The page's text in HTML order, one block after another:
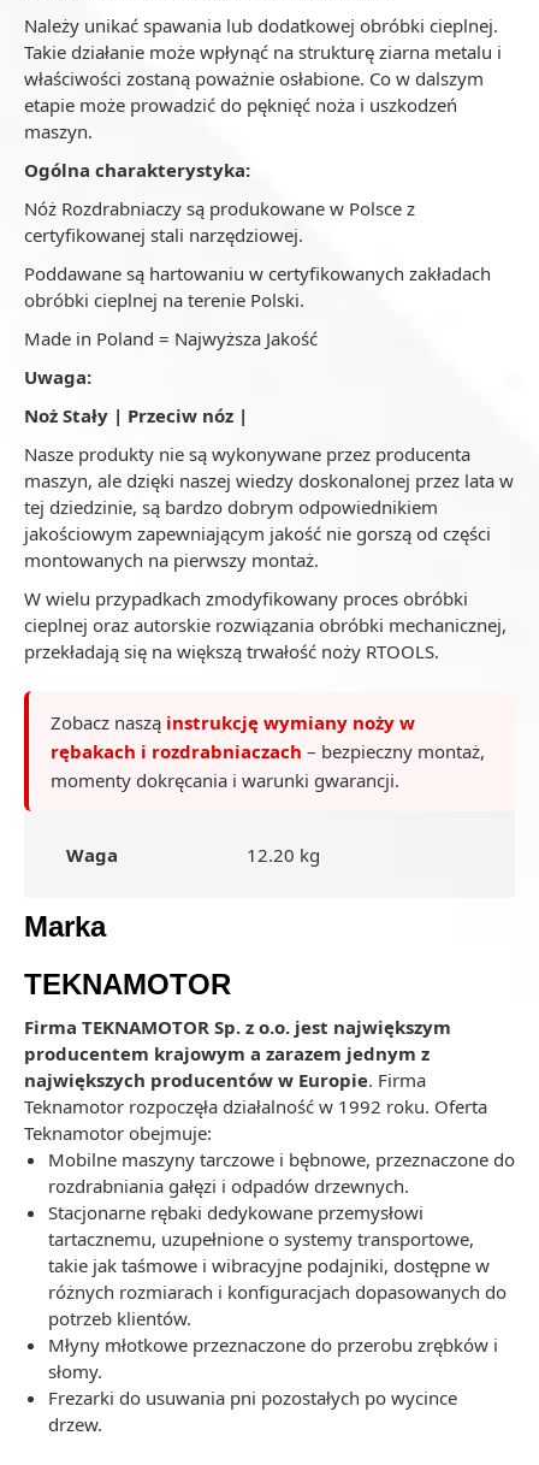
Należy unikać spawania lub dodatkowej obróbki cieplnej.
Takie działanie może wpłynąć na strukturę ziarna metalu i
właściwości zostaną poważnie osłabione. Co w dalszym
etapie może prowadzić do pęknięć noża i uszkodzeń
maszyn.
Ogólna charakterystyka:
Nóż Rozdrabniaczy są produkowane w Polsce z
certyfikowanej stali narzędziowej.
Poddawane są hartowaniu w certyfikowanych zakładach
obróbki cieplnej na terenie Polski.
Made in Poland = Najwyższa Jakość
Uwaga:
Noż Stały | Przeciw nóz |
Nasze produkty nie są wykonywane przez producenta
maszyn, ale dzięki naszej wiedzy doskonalonej przez lata w
tej dziedzinie, są bardzo dobrym odpowiednikiem
jakościowym zapewniającym jakość nie gorszą od części
montowanych na pierwszy montaż.
W wielu przypadkach zmodyfikowany proces obróbki
cieplnej oraz autorskie rozwiązania obróbki mechanicznej,
przekładają się na większą trwałość noży RTOOLS.
Zobacz naszą instrukcję wymiany noży w
rębakach i rozdrabniaczach – bezpieczny montaż,
momenty dokręcania i warunki gwarancji.
Waga 12.20 kg
Marka
TEKNAMOTOR
Firma TEKNAMOTOR Sp. z o.o. jest największym
producentem krajowym a zarazem jednym z
największych producentów w Europie. Firma
Teknamotor rozpoczęła działalność w 1992 roku. Oferta
Teknamotor obejmuje:
Mobilne maszyny tarczowe i bębnowe, przeznaczone do
rozdrabniania gałęzi i odpadów drzewnych.
Stacjonarne rębaki dedykowane przemysłowi
tartacznemu, uzupełnione o systemy transportowe,
takie jak taśmowe i wibracyjne podajniki, dostępne w
różnych rozmiarach i konfiguracjach dopasowanych do
potrzeb klientów.
Młyny młotkowe przeznaczone do przerobu zrębków i
słomy.
Frezarki do usuwania pni pozostałych po wycince
drzew.